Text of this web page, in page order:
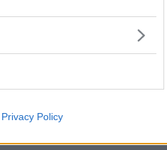
Privacy Policy
ψηλά τον
μετάλλιο είναι